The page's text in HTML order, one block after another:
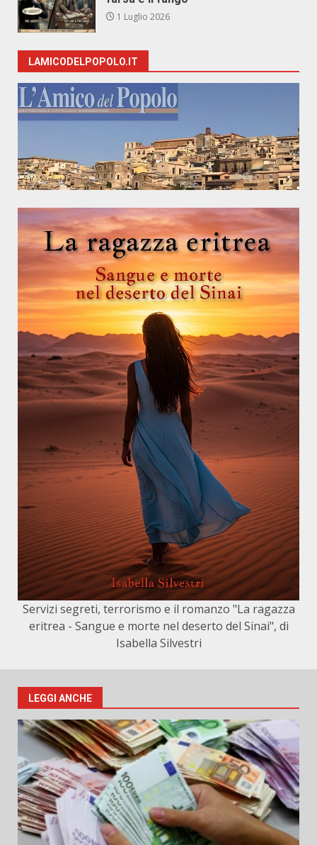
1 Luglio 2026
LAMICODELPOPOLO.IT
Servizi segreti, terrorismo e il romanzo "La ragazza
eritrea - Sangue e morte nel deserto del Sinai", di
Isabella Silvestri
LEGGI ANCHE